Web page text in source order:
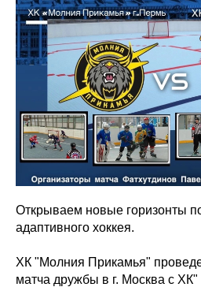
Открываем новые горизонты
адаптивного хоккея.
ХК "Молния Прикамья"
матча дружбы в г. Москва с ХК"